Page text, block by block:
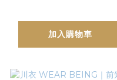
加入購物車